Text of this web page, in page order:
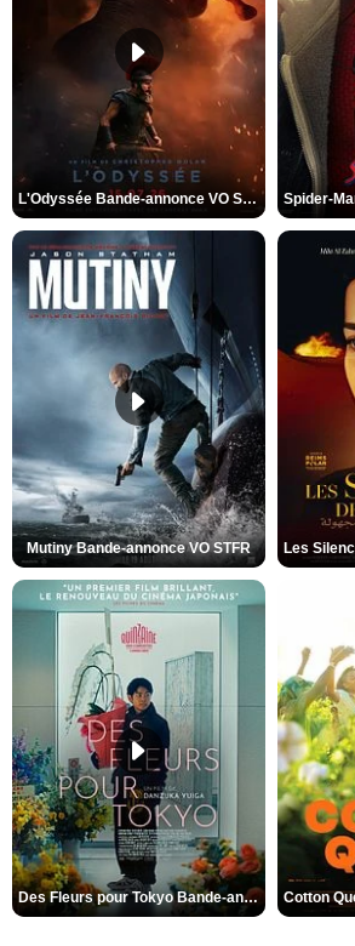
L'Odyssée Bande-annonce VO STFR
Mutiny Bande-annonce VO STFR
Des Fleurs pour Tokyo Bande-annonce VO STFR